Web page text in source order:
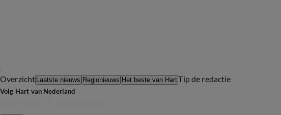
Overzicht Laatste nieuws Regionieuws Het beste van HartTip de redactie
Volg Hart van Nederland